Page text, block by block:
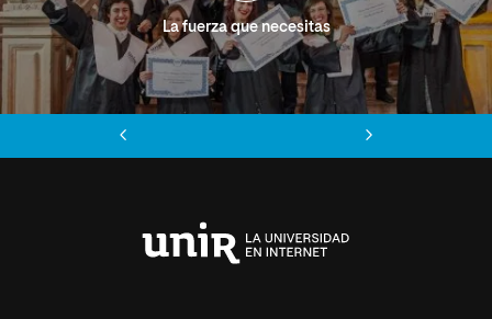
La fuerza que necesitas